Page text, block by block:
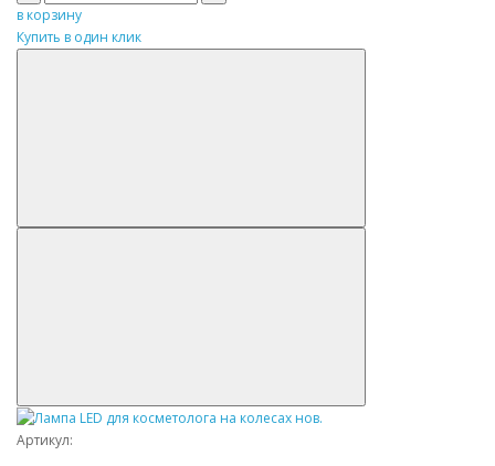
в корзину
Купить в один клик
Артикул: